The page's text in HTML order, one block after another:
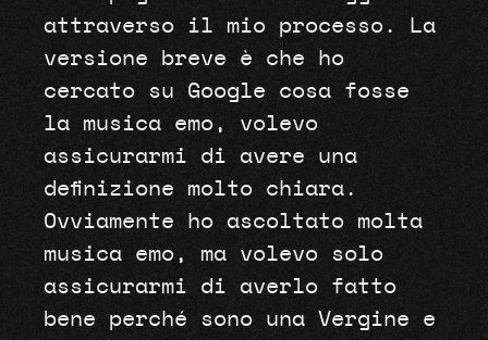
attraverso il mio processo. La
versione breve è che ho
cercato su Google cosa fosse
la musica emo, volevo
assicurarmi di avere una
definizione molto chiara.
Ovviamente ho ascoltato molta
musica emo, ma volevo solo
assicurarmi di averlo fatto
bene perché sono una Vergine e